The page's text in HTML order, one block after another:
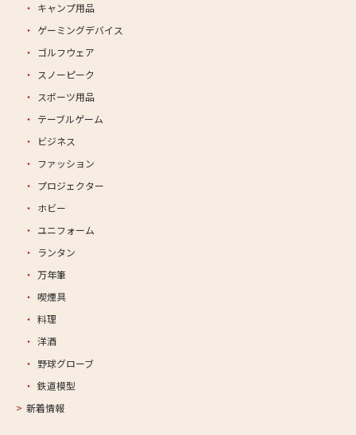
キャンプ用品
ゲーミングデバイス
ゴルフウェア
スノーピーク
スポーツ用品
テーブルゲーム
ビジネス
ファッション
プロジェクター
ホビー
ユニフォーム
ランタン
万年筆
喫煙具
料理
洋酒
野球グローブ
鉄道模型
新着情報